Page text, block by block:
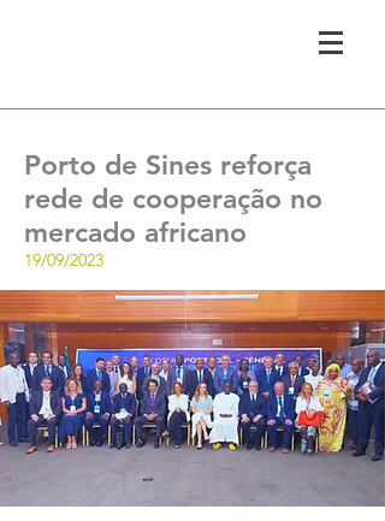
Porto de Sines reforça
rede de cooperação no
mercado africano
19/09/2023